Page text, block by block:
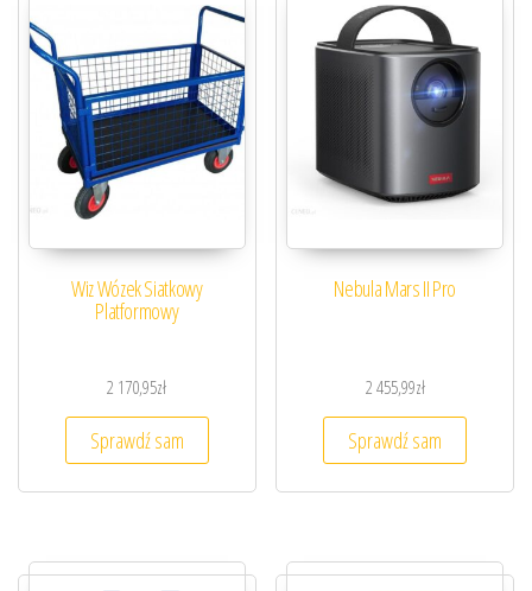
Wiz Wózek Siatkowy
Platformowy
2 170,95zł
Sprawdź sam
Nebula Mars II Pro
2 455,99zł
Sprawdź sam